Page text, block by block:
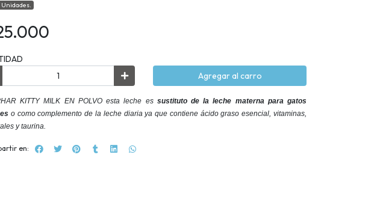
Unidades.
Agregar al carro
KITTY MILK EN POLVO esta leche es sustituto de la leche materna para gatos
o como complemento de la leche diaria ya que contiene ácido graso esencial, vitaminas,
y taurina.
en: